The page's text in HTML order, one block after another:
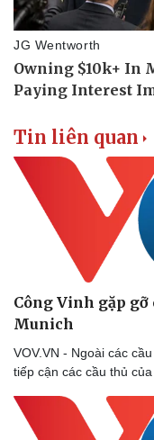
Doanh nghiệp 24h
Doanh nhân
Vì cộng đồng
Tin liên quan
Công Vinh gặp gỡ
Munich
VOV.VN - Ngoài các
tiếp cận các cầu thủ